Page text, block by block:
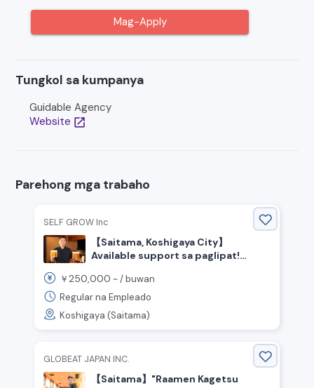
Mag-Apply
Tungkol sa kumpanya
Guidable Agency
Website open_in_new
Parehong mga trabaho
SELF GROW Inc
【Saitama, Koshigaya City】
Available support sa paglipat!
shop! Partikular na kasanayan
(panlabas na pagkain).
￥250,000 ~ /buwan
Regular na Empleado
Koshigaya (Saitama)
GLOBEAT JAPAN INC.
【Saitama】"Raamen Kagetsu